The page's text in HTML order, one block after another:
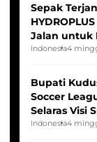
Sepak
Jalan untuk
Indonesia
Indonesia4
Bupati
Soccer
Selaras Visi
Indonesia4